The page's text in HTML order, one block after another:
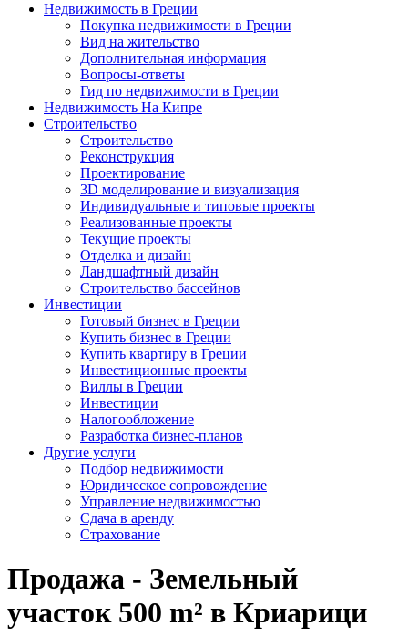
Недвижимость в Греции
Покупка недвижимости в Греции
Вид на жительство
Дополнительная информация
Вопросы-ответы
Гид по недвижимости в Греции
Недвижимость На Кипре
Строительство
Строительство
Реконструкция
Проектирование
3D моделирование и визуализация
Индивидуальные и типовые проекты
Реализованные проекты
Текущие проекты
Отделка и дизайн
Ландшафтный дизайн
Строительство бассейнов
Инвестиции
Готовый бизнес в Греции
Купить бизнес в Греции
Купить квартиру в Греции
Инвестиционные проекты
Виллы в Греции
Инвестиции
Налогообложение
Разработка бизнес-планов
Другие услуги
Подбор недвижимости
Юридическое сопровождение
Управление недвижимостью
Сдача в аренду
Страхование
Продажа - Земельный
участок 500 m² в Криарици